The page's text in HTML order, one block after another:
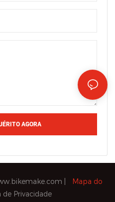
AGORA
Mapa do
de Privacidade